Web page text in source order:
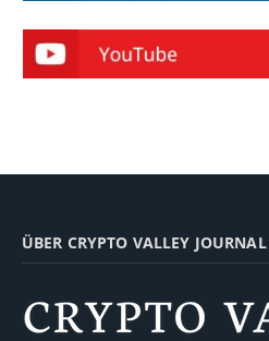
ÜBER CRYPTO VALLEY JOURNAL